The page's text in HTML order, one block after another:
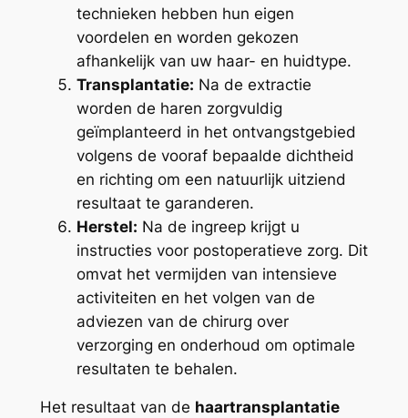
technieken hebben hun eigen
voordelen en worden gekozen
afhankelijk van uw haar- en huidtype.
Transplantatie: Na de extractie
worden de haren zorgvuldig
geïmplanteerd in het ontvangstgebied
volgens de vooraf bepaalde dichtheid
en richting om een natuurlijk uitziend
resultaat te garanderen.
Herstel: Na de ingreep krijgt u
instructies voor postoperatieve zorg. Dit
omvat het vermijden van intensieve
activiteiten en het volgen van de
adviezen van de chirurg over
verzorging en onderhoud om optimale
resultaten te behalen.
Het resultaat van de haartransplantatie